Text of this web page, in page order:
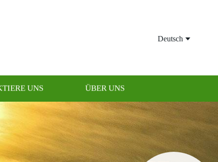
Deutsch
UNS ÜBER UNS